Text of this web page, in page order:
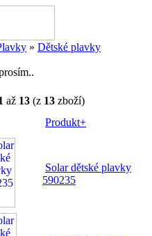
» Dětské plavky
až 13 (z 13 zboží)
Produkt+
Solar dětské plavky
590235